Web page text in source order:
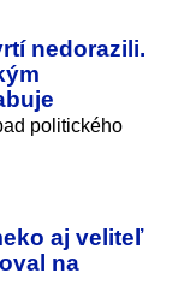
nedorazili.
politického
aj veliteľ
na